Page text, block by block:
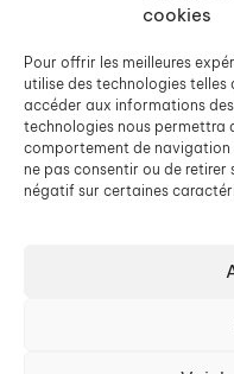
cookies
Pour offrir les meilleures
utilise des technologies
accéder aux informations
technologies nous permettra
comportement de navigation
ne pas consentir ou de
négatif sur certaines
ESPACE PRESSE
Crescendo est une